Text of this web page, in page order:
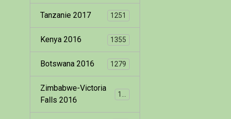
Tanzanie 2017 1251
Kenya 2016 1355
Botswana 2016 1279
Zimbabwe-Victoria
Falls 2016